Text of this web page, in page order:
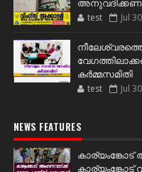
test Jul
കർമ്മസമിതി
test Jul
NEWS FEATURES
കാര്യംങ്കോട്